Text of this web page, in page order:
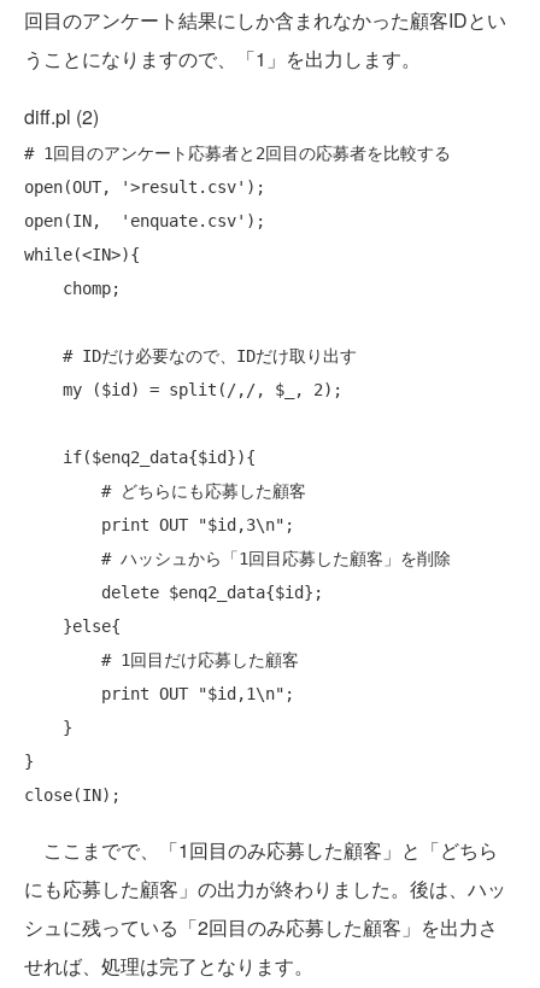
回目のアンケート結果にしか含まれなかった顧客IDとい
うことになりますので、「1」を出力します。
diff.pl (2)
# 1回目のアンケート応募者と2回目の応募者を比較する
open
open
while(<IN>){
chomp;
# IDだけ必要なので、IDだけ取り出す
my ($id) = split (/,/, $_, 2);
if($enq2_data{$id}){
# どちらにも応募した顧客
print OUT "$id,3\n" ;
# ハッシュから「1回目応募した顧客」を削除
delete $enq2_data{$id};
# 1回目だけ応募した顧客
print OUT "$id,1\n" ;
close
ここまでで、「1回目のみ応募した顧客」と「どちら
にも応募した顧客」の出力が終わりました。後は、ハッ
シュに残っている「2回目のみ応募した顧客」を出力さ
せれば、処理は完了となります。